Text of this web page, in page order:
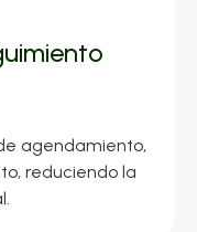
agendamiento,
reduciendo la